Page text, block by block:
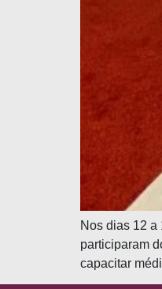
Nos dias 12 a
participaram
capacitar